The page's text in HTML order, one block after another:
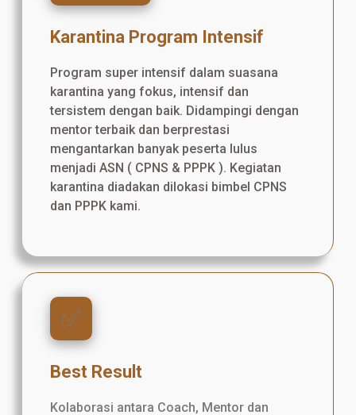
Karantina Program Intensif
Program super intensif dalam suasana
karantina yang fokus, intensif dan
tersistem dengan baik. Didampingi dengan
mentor terbaik dan berprestasi
mengantarkan banyak peserta lulus
menjadi ASN ( CPNS & PPPK ). Kegiatan
karantina diadakan dilokasi bimbel CPNS
dan PPPK kami.
✅️
Best Result
Kolaborasi antara Coach, Mentor dan